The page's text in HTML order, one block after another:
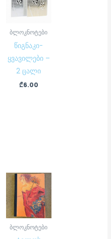
ბლოკნოტები
წიგნაკი-
ყვავილები –
2 ცალი
₾6.00
ბლოკნოტები